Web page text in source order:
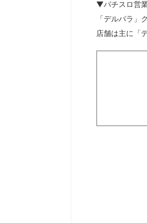
▼パチスロ営
「デルパラ
店舗は主に「